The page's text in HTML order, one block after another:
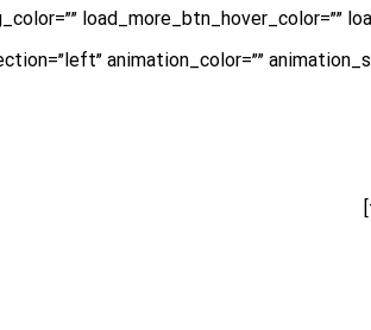
load_more_btn_hover_color=””
animation_color=””